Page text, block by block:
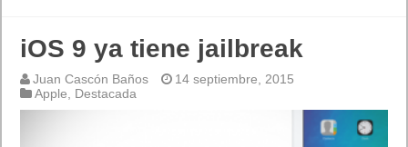
iOS 9 ya tiene jailbreak
Juan Cascón Baños
14 septiembre, 2015
Apple
Destacada